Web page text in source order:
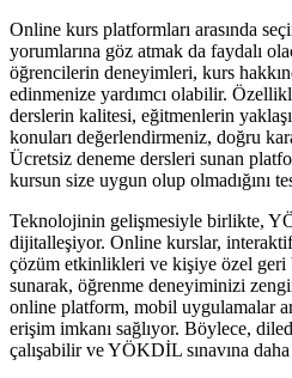
Online kurs platformları arasında
yorumlarına göz atmak da faydalı
öğrencilerin deneyimleri, kurs
edinmenize yardımcı olabilir.
derslerin kalitesi, eğitmenlerin
konuları değerlendirmeniz, doğru
Ücretsiz deneme dersleri sunan
kursun size uygun olup olmadığını
Teknolojinin gelişmesiyle birlikte,
dijitalleşiyor. Online kurslar, interaktif
çözüm etkinlikleri ve kişiye özel
sunarak, öğrenme deneyiminizi
online platform, mobil uygulamalar
erişim imkanı sağlıyor. Böylece,
çalışabilir ve YÖKDİL sınavına